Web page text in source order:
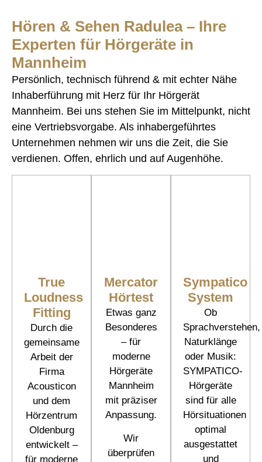
Hören & Sehen Radulea – Ihre
Experten für Hörgeräte in
Mannheim
Persönlich, technisch führend & mit echter Nähe
Inhaberführung mit Herz für Ihr Hörgerät
Mannheim. Bei uns stehen Sie im Mittelpunkt, nicht
eine Vertriebsvorgabe. Als inhabergeführtes
Unternehmen nehmen wir uns die Zeit, die Sie
verdienen. Offen, ehrlich und auf Augenhöhe.
True
Loudness
Fitting
Durch die
gemeinsame
Arbeit der
Firma
Acousticon
und dem
Hörzentrum
Oldenburg
entwickelt –
für moderne
Mercator
Hörtest
Etwas ganz
Besonderes
– für
moderne
Hörgeräte
Mannheim
mit präziser
Anpassung.
Wir
überprüfen
Sympatico
System
Ob
Sprachverstehen,
Naturklänge
oder Musik:
SYMPATICO-
Hörgeräte
sind für alle
Hörsituationen
optimal
ausgestattet
und